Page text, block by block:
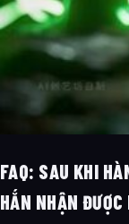
FAQ: SAU KHI
HẮN NHẬN